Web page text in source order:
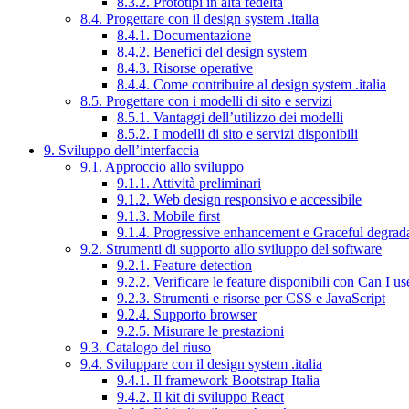
8.4. Progettare con il design system .italia
8.4.1. Documentazione
8.4.2. Benefici del design system
8.4.3. Risorse operative
8.4.4. Come contribuire al design system .italia
8.5. Progettare con i modelli di sito e servizi
8.5.1. Vantaggi dell’utilizzo dei modelli
8.5.2. I modelli di sito e servizi disponibili
9. Sviluppo dell’interfaccia
9.1. Approccio allo sviluppo
9.1.1. Attività preliminari
9.1.2. Web design responsivo e accessibile
9.1.3. Mobile first
9.1.4. Progressive enhancement e Graceful
9.2. Strumenti di supporto allo sviluppo del software
9.2.1. Feature detection
9.2.2. Verificare le feature disponibili con Can I
9.2.3. Strumenti e risorse per CSS e JavaScript
9.2.4. Supporto browser
9.2.5. Misurare le prestazioni
9.3. Catalogo del riuso
9.4. Sviluppare con il design system .italia
9.4.1. Il framework Bootstrap Italia
9.4.2. Il kit di sviluppo React